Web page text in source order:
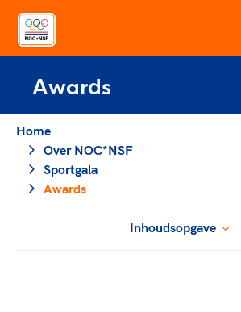
Over NOC*NSF
Sportagenda 2032
Leden
Algemene Vergadering
Merkbescherming NOC*NSF
Sportdeelname
Beleidsmedewerkers
Awards
Home
Over NOC*NSF
Sportgala
Awards
Inhoudsopgave